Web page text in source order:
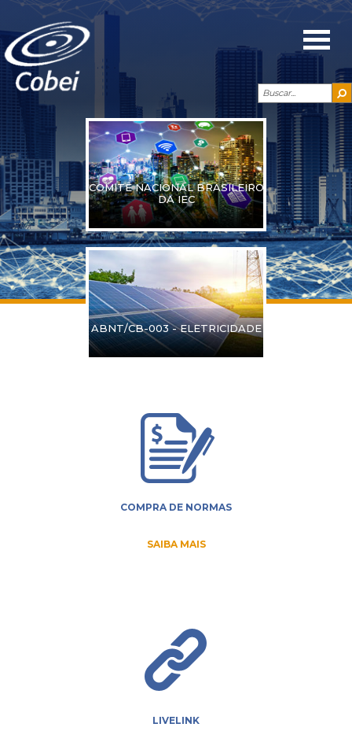
COMITÊ NACIONAL BRASILEIRO
DA IEC
ABNT/CB-003 - ELETRICIDADE
COMPRA DE NORMAS
SAIBA MAIS
LIVELINK